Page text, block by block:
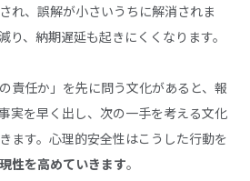
れ、誤解が小さいうちに解消されま
り、納期遅延も起きにくくなります。
責任か」を先に問う文化があると、報
実を早く出し、次の一手を考える文化
ます。心理的安全性はこうした行動を
性を高めていきます。